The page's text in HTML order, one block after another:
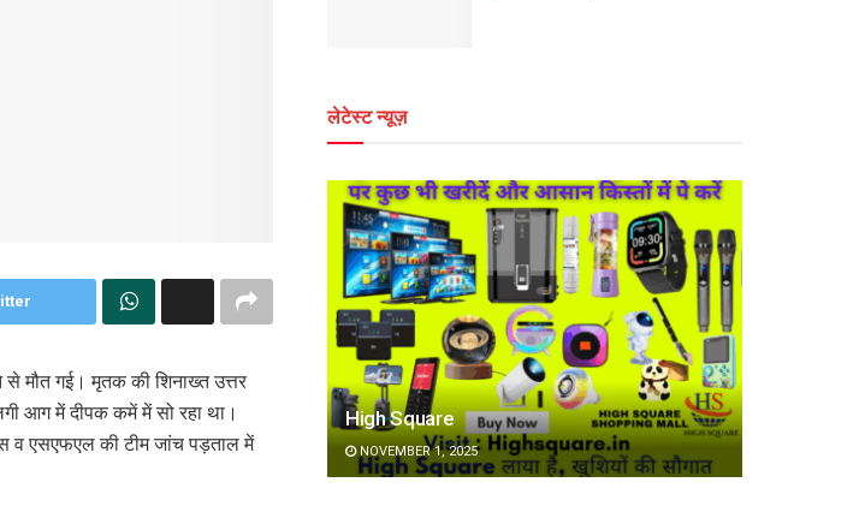
मौत गई। मृतक की शिनाख्त उत्तर
आग में दीपक कमें में सो रहा था।
व एसएफएल की टीम जांच पड़ताल में
लेटेस्ट न्यूज़
High Square
NOVEMBER 1, 2025